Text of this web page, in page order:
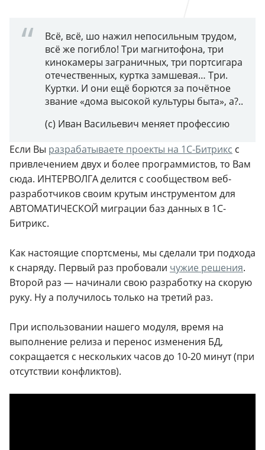
Всё, всё, шо нажил непосильным трудом,
всё же погибло! Три магнитофона, три
кинокамеры заграничных, три портсигара
отечественных, куртка замшевая… Три.
Куртки. И они ещё борются за почётное
звание «дома высокой культуры быта», а?..
(с) Иван Васильевич меняет профессию
Если Вы разрабатываете проекты на 1С-Битрикс с
привлечением двух и более программистов, то Вам
сюда. ИНТЕРВОЛГА делится с сообществом веб-
разработчиков своим крутым инструментом для
АВТОМАТИЧЕСКОЙ миграции баз данных в 1С-
Битрикс.
Как настоящие спортсмены, мы сделали три подхода
к снаряду. Первый раз пробовали чужие решения.
Второй раз — начинали свою разработку на скорую
руку. Ну а получилось только на третий раз.
При использовании нашего модуля, время на
выполнение релиза и перенос изменения БД,
сокращается с нескольких часов до 10-20 минут (при
отсутствии конфликтов).